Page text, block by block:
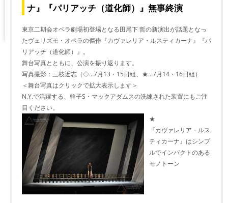
ナ』『パリアッチ（道化師）』無事終演
東京二期会オペラ劇場初登場となる田尾下 哲の新演出が話題となっ
たヴェリズモ・オペラの傑作『カヴァレリア・ルスティカーナ』『パ
リアッチ（道化師）』。
舞台写真とともに、公演を振り返ります。
写真撮影：三枝近志（◇…7月13・15日組、★…7月14・16日組）
＜舞台写真はクリックで拡大表示します＞
N.Y.で活躍する、幹子S・マックアダムスの洗練された装置にもご注
目ください。
★
『カヴァレリア・ルス
ティカーナ』はシンプ
ルでインパクトのある
モノトーン